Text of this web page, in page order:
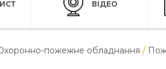
ВІДЕО
пожежне обладнання /